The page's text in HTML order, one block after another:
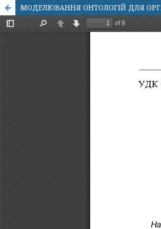
МОДЕЛЮВАННЯ ОНТОЛОГІЙ ДЛЯ